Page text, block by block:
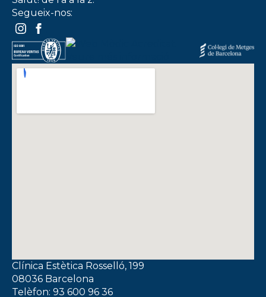
Segueix-nos:
Clínica Estètica Rosselló, 199
08036 Barcelona
Telèfon: 93 600 96 36